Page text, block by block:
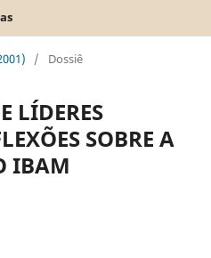
/ Dossiê
LÍDERES
SOBRE A
IBAM